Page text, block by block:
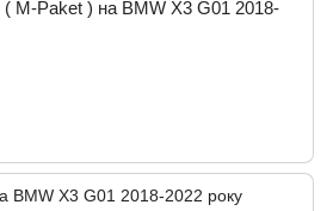
M-Paket ) на BMW X3 G01 2018-